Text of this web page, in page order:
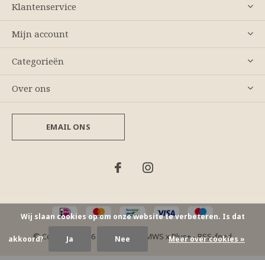
Klantenservice
Mijn account
Categorieën
Over ons
EMAIL ONS
© Copyright 2026 - Theme By DMWS xPlus+-RSS-feed
Wij slaan cookies op om onze website te verbeteren. Is dat
akkoord? Ja Nee Meer over cookies »